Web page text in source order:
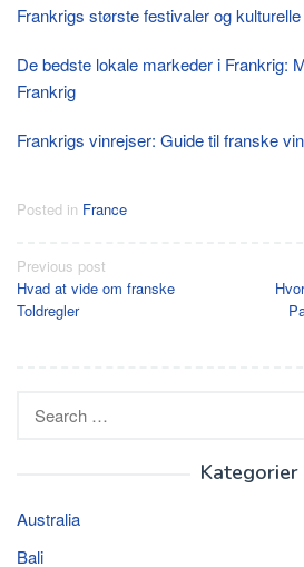
Frankrigs største festivaler og
De bedste lokale markeder i Frankrig:
Frankrig
Frankrigs vinrejser: Guide til franske
Posted in France
Post
navigation
Previous post
Hvad at vide om franske
Toldregler
Kategorier
Australia
Bali